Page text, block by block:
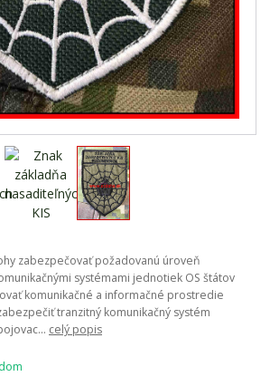
zabezpečovať požadovanú úroveň
systémami jednotiek OS štátov
komunikačné a informačné prostredie
tranzitný komunikačný systém
celý popis